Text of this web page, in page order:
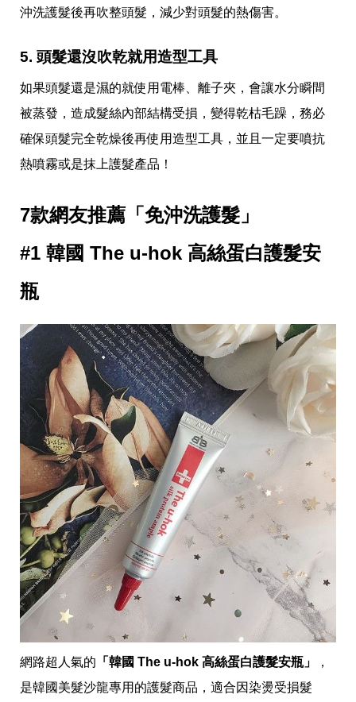
推
時
流
行
搭
美
妝
拍
技
保
養
技
瘦
身
動
健
名
教
學
瘦
身
菜
單
窈
窕
計
畫
優
惠
新
知
沖洗護髮後再吹整頭髮，減少對頭髮的熱傷害。
5. 頭髮還沒吹乾就用造型工具
如果頭髮還是濕的就使用電棒、離子夾，會讓水分瞬間
被蒸發，造成髮絲內部結構受損，變得乾枯毛躁，務必
確保頭髮完全乾燥後再使用造型工具，並且一定要噴抗
熱噴霧或是抹上護髮產品！
7款網友推薦「免沖洗護髮」
#1 韓國 The u-hok 高絲蛋白護髮安
瓶
網路超人氣的 「韓國 The u-hok 高絲蛋白護髮安瓶」
，
是韓國美髮沙龍專用的護髮商品，適合因染燙受損髮